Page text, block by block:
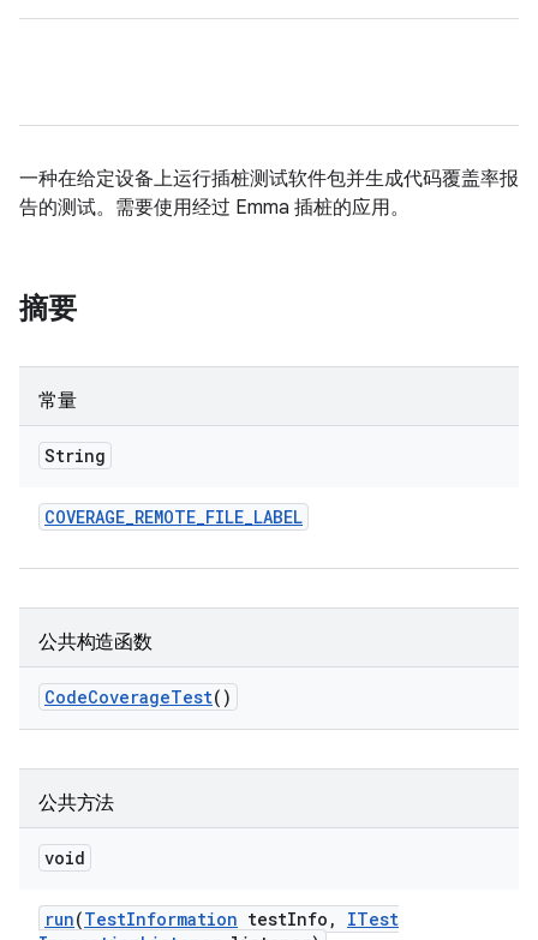
一种在给定设备上运行插桩测试软件包并生成代码覆盖率报
告的测试。需要使用经过 Emma 插桩的应用。
摘要
常量
String
COVERAGE_REMOTE_FILE_LABEL
公共构造函数
CodeCoverageTest()
公共方法
void
run(TestInformation testInfo ,
ITest